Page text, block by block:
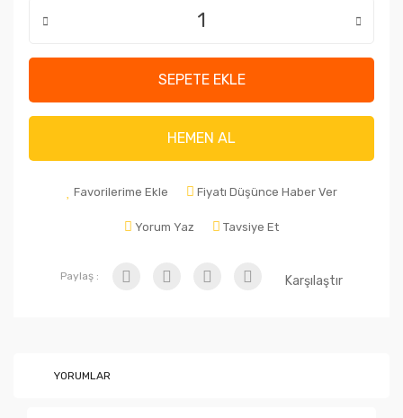
SEPETE EKLE
HEMEN AL
Favorilerime Ekle Fiyatı Düşünce Haber Ver
Yorum Yaz Tavsiye Et
Paylaş : Karşılaştır
YORUMLAR